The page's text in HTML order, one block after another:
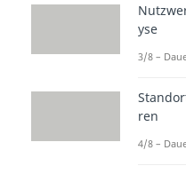
yse
3/8 –
ren
4/8 –